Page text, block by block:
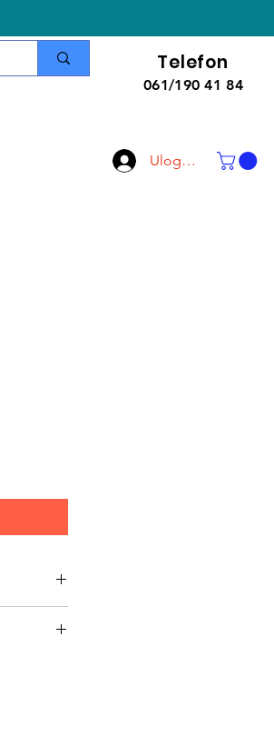
Telefon
061/190 41 84
Uloguj se